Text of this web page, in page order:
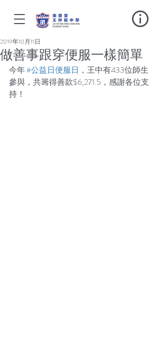
做善事跟穿便服一樣簡單
2019年10月11日
今年 #公益日便服日 ，王中有433位師生
參與，共籌得善款$6,271.5，感謝各位支
持！